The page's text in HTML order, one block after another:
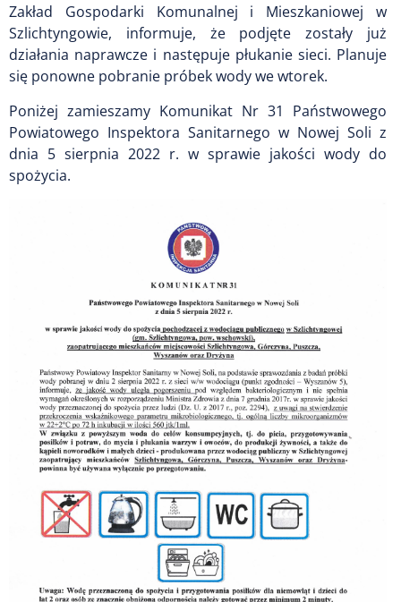
Zakład Gospodarki Komunalnej i Mieszkaniowej w
Szlichtyngowie, informuje, że podjęte zostały już
działania naprawcze i następuje płukanie sieci. Planuje
się ponowne pobranie próbek wody we wtorek.
Poniżej zamieszamy Komunikat Nr 31 Państwowego
Powiatowego Inspektora Sanitarnego w Nowej Soli z
dnia 5 sierpnia 2022 r. w sprawie jakości wody do
spożycia.